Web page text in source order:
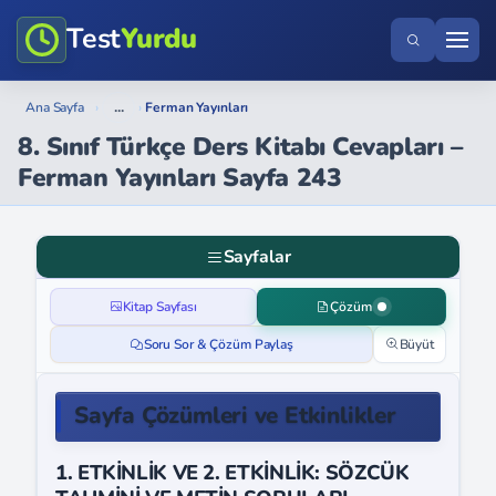
TestYurdu
Ana Sayfa › ... › Ferman Yayınları
8. Sınıf Türkçe Ders Kitabı Cevapları –
Ferman Yayınları Sayfa 243
Sayfalar
Kitap Sayfası Çözüm
Soru Sor & Çözüm Paylaş Büyüt
Sayfa Çözümleri ve Etkinlikler
1. ETKİNLİK VE 2. ETKİNLİK: SÖZCÜK